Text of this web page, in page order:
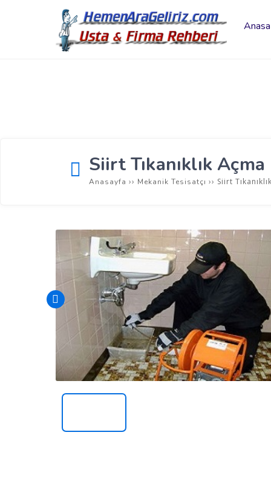
Siirt Tıkanıklık Açma
Anasayfa ›› Mekanik Tesisatçı ›› Siirt